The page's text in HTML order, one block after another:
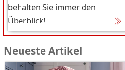
behalten Sie immer den
Überblick!
Neueste Artikel